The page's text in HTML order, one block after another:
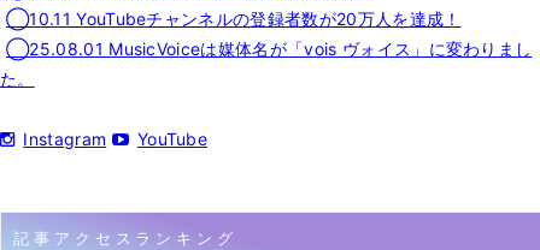
◯10.11 YouTubeチャンネルの登録者数が20万人を達成！
◯25.08.01 MusicVoiceは媒体名が「vois ヴォイス」に変わりまし
た。
Instagram YouTube
記事アクセスランキング